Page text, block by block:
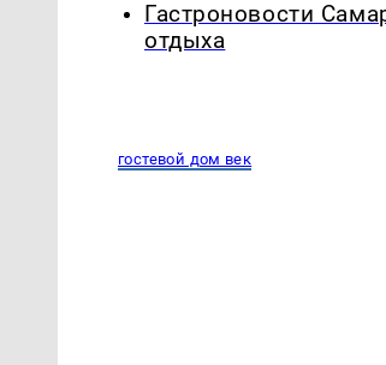
Гастроновости
отдыха
гостевой дом век